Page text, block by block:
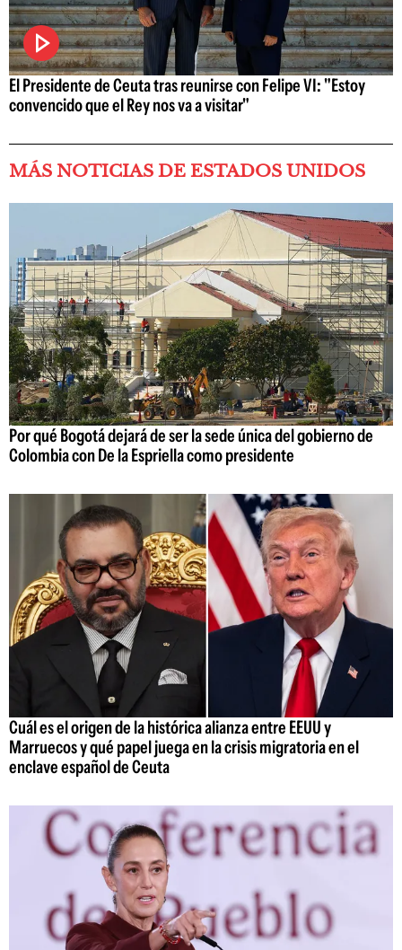
El Presidente de Ceuta tras reunirse con Felipe VI: "Estoy
convencido que el Rey nos va a visitar"
MÁS NOTICIAS DE ESTADOS UNIDOS
Por qué Bogotá dejará de ser la sede única del gobierno de
Colombia con De la Espriella como presidente
Cuál es el origen de la histórica alianza entre EEUU y
Marruecos y qué papel juega en la crisis migratoria en el
enclave español de Ceuta